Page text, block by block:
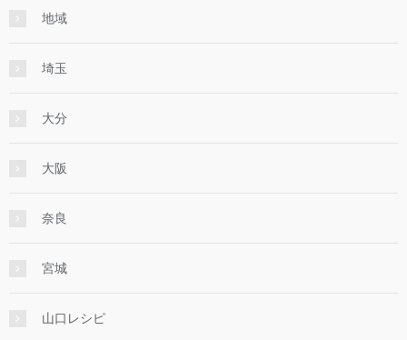
地域
埼玉
大分
大阪
奈良
宮城
山口レシピ